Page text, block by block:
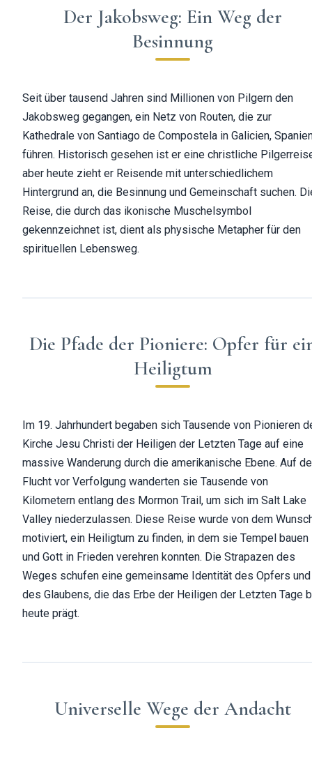
Der Jakobsweg: Ein Weg der
Besinnung
Seit über tausend Jahren sind Millionen von Pilgern den
Jakobsweg gegangen, ein Netz von Routen, die zur
Kathedrale von Santiago de Compostela in Galicien,
führen. Historisch gesehen ist er eine christliche
aber heute zieht er Reisende mit unterschiedlichem
Hintergrund an, die Besinnung und Gemeinschaft suchen.
Reise, die durch das ikonische Muschelsymbol
gekennzeichnet ist, dient als physische Metapher für den
spirituellen Lebensweg.
Die Pfade der Pioniere: Opfer für
Heiligtum
Im 19. Jahrhundert begaben sich Tausende von Pionieren
Kirche Jesu Christi der Heiligen der Letzten Tage auf eine
massive Wanderung durch die amerikanische Ebene. Auf
Flucht vor Verfolgung wanderten sie Tausende von
Kilometern entlang des Mormon Trail, um sich im Salt Lake
Valley niederzulassen. Diese Reise wurde von dem
motiviert, ein Heiligtum zu finden, in dem sie Tempel bauen
und Gott in Frieden verehren konnten. Die Strapazen des
Weges schufen eine gemeinsame Identität des Opfers und
des Glaubens, die das Erbe der Heiligen der Letzten Tage
heute prägt.
Universelle Wege der Andacht